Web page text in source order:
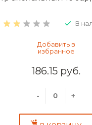
В
186.15 руб.
- +